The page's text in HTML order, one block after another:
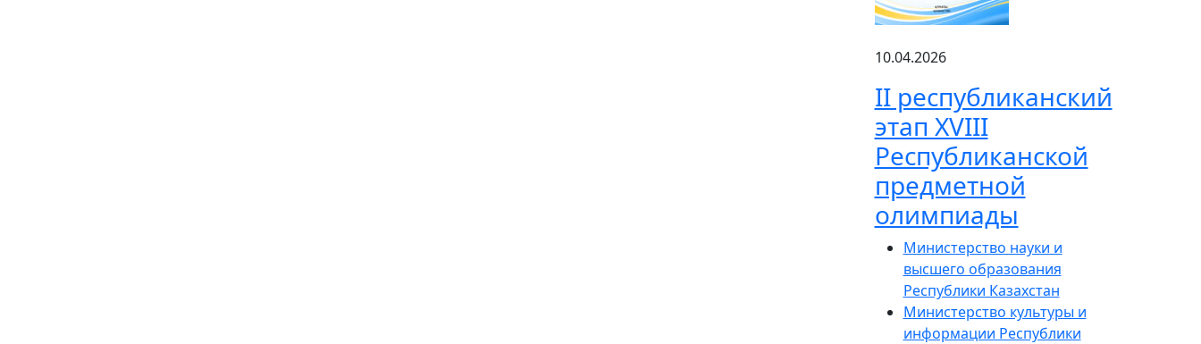
10.04.2026
ІІ республиканский
этап XVIII
Республиканской
предметной
олимпиады
Министерство науки и
высшего образования
Республики Казахстан
Министерство культуры и
информации Республики